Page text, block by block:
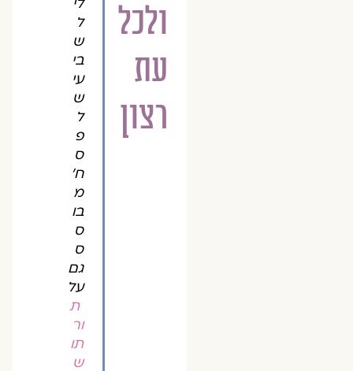
ולכל
עת
רצון
ל
ש
בי
עי
ש
ל
פ
ס
ח'
מ
בו
ס
ס
גם
על
ת
ור
תו
ש